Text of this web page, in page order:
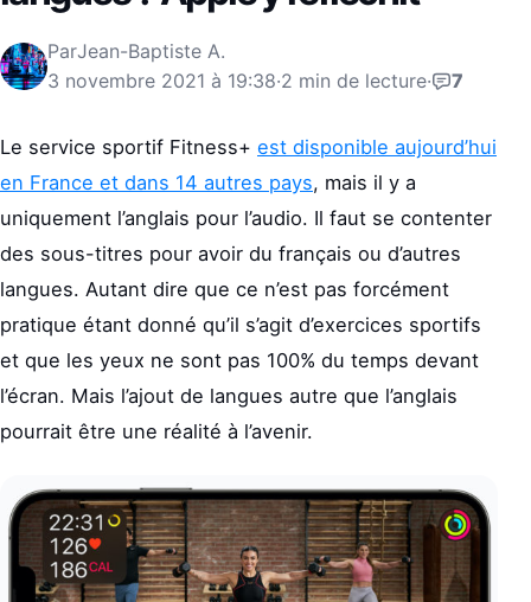
ParJean-Baptiste A.
3 novembre 2021 à 19:38·2 min de lecture· 7
Le service sportif Fitness+ est disponible aujourd’hui
en France et dans 14 autres pays, mais il y a
uniquement l’anglais pour l’audio. Il faut se contenter
des sous-titres pour avoir du français ou d’autres
langues. Autant dire que ce n’est pas forcément
pratique étant donné qu’il s’agit d’exercices sportifs
et que les yeux ne sont pas 100% du temps devant
l’écran. Mais l’ajout de langues autre que l’anglais
pourrait être une réalité à l’avenir.